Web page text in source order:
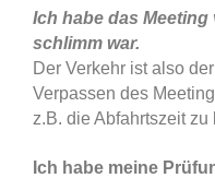
Ich habe das
schlimm war.
Der Verkehr ist also
Verpassen des
z.B. die Abfahrtszeit
Ich habe meine